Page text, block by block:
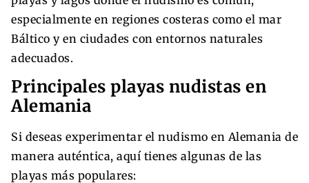
especialmente en regiones costeras como el mar
Báltico y en ciudades con entornos naturales
adecuados.
Principales playas nudistas en
Alemania
Si deseas experimentar el nudismo en Alemania de
manera auténtica, aquí tienes algunas de las
playas más populares: